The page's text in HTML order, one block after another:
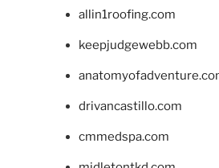
allin1roofing.com
keepjudgewebb.com
drivancastillo.com
cmmedspa.com